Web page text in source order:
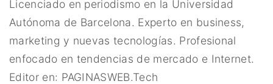
Licenciado en periodismo en la Universidad
Autónoma de Barcelona. Experto en business,
marketing y nuevas tecnologías. Profesional
enfocado en tendencias de mercado e Internet.
Editor en: PAGINASWEB.Tech